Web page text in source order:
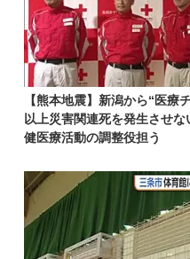
【熊本地震】新潟から“医療
以上災害関連死を発生させ
健医療活動の調整役担う